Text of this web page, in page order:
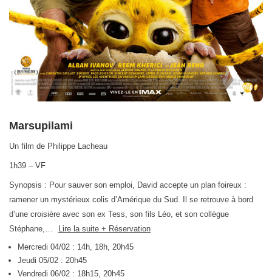
Marsupilami
Un film de Philippe Lacheau
1h39 – VF
Synopsis : Pour sauver son emploi, David accepte un plan foireux :
ramener un mystérieux colis d’Amérique du Sud. Il se retrouve à bord
d’une croisière avec son ex Tess, son fils Léo, et son collègue
Stéphane,…
Lire la suite + Réservation
Mercredi 04/02 : 14h, 18h, 20h45
Jeudi 05/02 : 20h45
Vendredi 06/02 : 18h15, 20h45